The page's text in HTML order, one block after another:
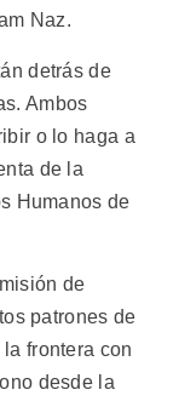
Naz.
detrás de
Ambos
o lo haga a
de la
Humanos de
de
patrones de
frontera con
desde la